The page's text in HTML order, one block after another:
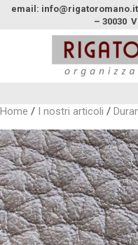
email:
– 30030
Home / I nostri articoli /